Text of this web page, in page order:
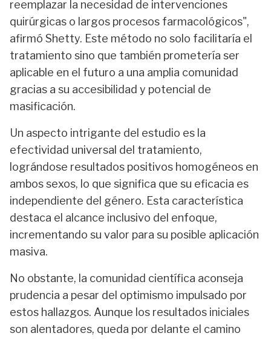
reemplazar la necesidad de intervenciones
quirúrgicas o largos procesos farmacológicos",
afirmó Shetty. Este método no solo facilitaría el
tratamiento sino que también prometería ser
aplicable en el futuro a una amplia comunidad
gracias a su accesibilidad y potencial de
masificación.
Un aspecto intrigante del estudio es la
efectividad universal del tratamiento,
lográndose resultados positivos homogéneos en
ambos sexos, lo que significa que su eficacia es
independiente del género. Esta característica
destaca el alcance inclusivo del enfoque,
incrementando su valor para su posible aplicación
masiva.
No obstante, la comunidad científica aconseja
prudencia a pesar del optimismo impulsado por
estos hallazgos. Aunque los resultados iniciales
son alentadores, queda por delante el camino